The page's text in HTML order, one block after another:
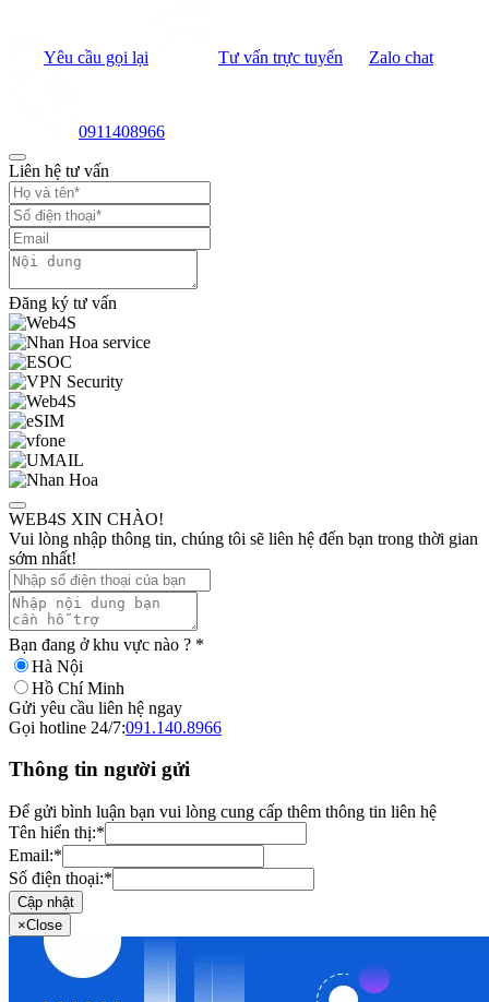
Yêu cầu gọi lại Tư vấn trực tuyến Zalo chat
0911408966
Liên hệ tư vấn
Đăng ký tư vấn
WEB4S XIN CHÀO!
Vui lòng nhập thông tin, chúng tôi sẽ liên hệ đến bạn trong thời gian
sớm nhất!
Bạn đang ở khu vực nào ? *
Hà Nội
Hồ Chí Minh
Gửi yêu cầu liên hệ ngay
Gọi hotline 24/7:091.140.8966
Thông tin người gửi
Để gửi bình luận bạn vui lòng cung cấp thêm thông tin liên hệ
Tên hiển thị:*
Email:*
Số điện thoại:*
Cập nhật
×Close